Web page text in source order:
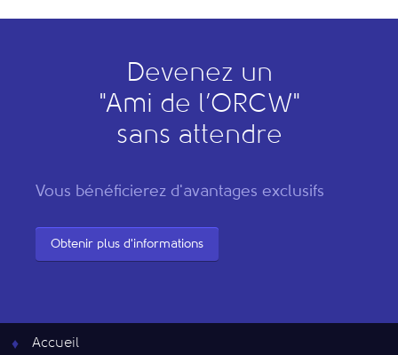
Devenez un
"Ami de l’ORCW"
sans attendre
Vous bénéficierez d'avantages exclusifs
Obtenir plus d'informations
Accueil